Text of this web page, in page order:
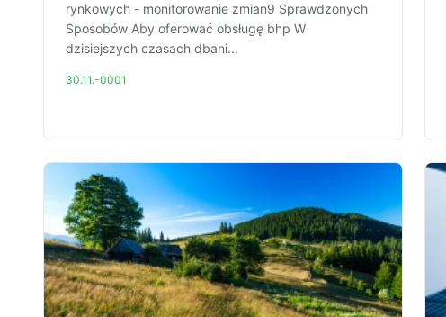
rynkowych - monitorowanie zmian9 Sprawdzonych
Sposobów Aby oferować obsługę bhp W
dzisiejszych czasach dbani...
30.11.-0001